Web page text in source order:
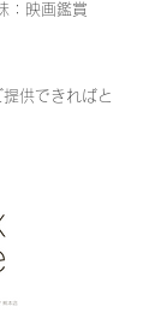
：映画鑑賞
供できればと